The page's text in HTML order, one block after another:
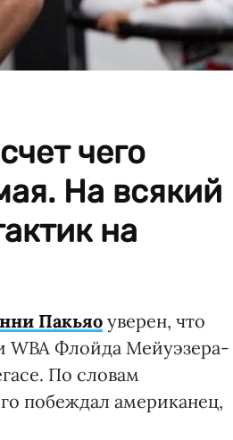
чего
На всякий
на
Пакьяо уверен, что
WBA Флойда Мейуэзера-
По словам
побеждал американец,